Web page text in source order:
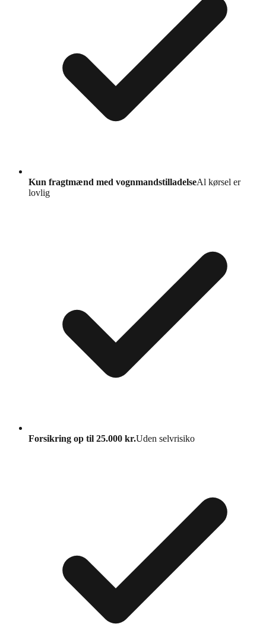
Kun fragtmænd med vognmandstilladelseAl kørsel er
lovlig
Forsikring op til 25.000 kr.Uden selvrisiko